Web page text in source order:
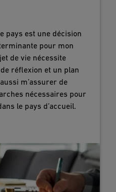
pays est une décision
pour mon
de vie nécessite
réflexion et un plan
m’assurer de
nécessaires pour
le pays d’accueil.